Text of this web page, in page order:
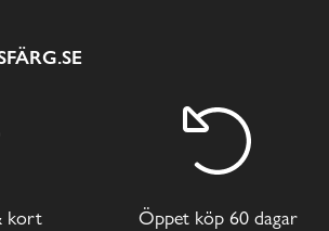
kort Öppet köp 60 dagar